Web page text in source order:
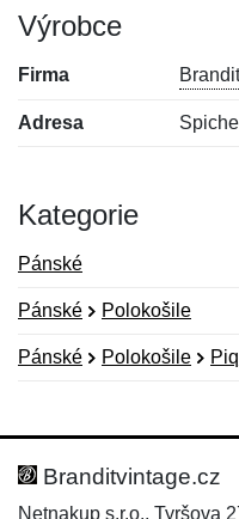
Výrobce
Firma
Adresa
Kategorie
Pánské
Pánské Polokošile
Pánské Polokošile
Hodnocení:
Jméno:
Branditvintage.cz
Netnakup s.r.o., Tyršova